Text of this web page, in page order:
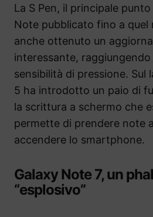
La S Pen, il principale
Note pubblicato fino a quel
anche ottenuto un
interessante,
sensibilità di pressione.
5 ha introdotto un paio di
la scrittura a schermo che
permette di prendere note
accendere lo smartphone.
Galaxy Note 7, un
“esplosivo”